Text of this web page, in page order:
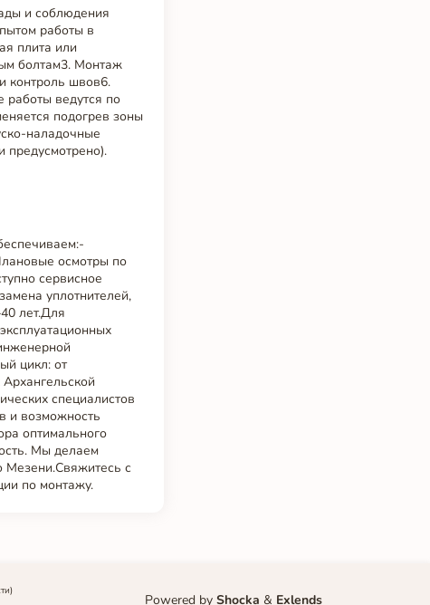
и соблюдения
работы в
плита или
болтам3. Монтаж
контроль швов6.
работы ведутся по
подогрев зоны
наладочные
предусмотрено).
осмотры по
сервисное
уплотнителей,
лет.Для
цикл: от
специалистов
и возможность
оптимального
Мы делаем
Мезени.Свяжитесь с
по монтажу.
Powered by Shocka & Exlends